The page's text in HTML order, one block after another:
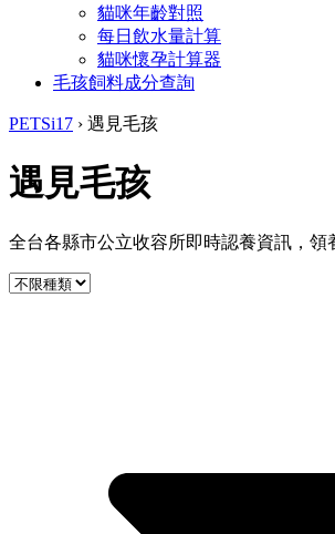
貓咪年齡對照
每日飲水量計算
貓咪懷孕計算器
毛孩飼料成分查詢
PETSi17 › 遇見毛孩
遇見毛孩
全台各縣市公立收容所即時認養資訊，領